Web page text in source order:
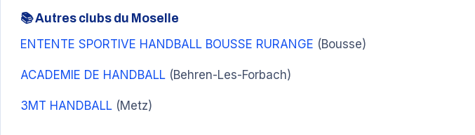
📚 Autres clubs du Moselle
ENTENTE SPORTIVE HANDBALL BOUSSE RURANGE (Bousse)
ACADEMIE DE HANDBALL (Behren-Les-Forbach)
3MT HANDBALL (Metz)